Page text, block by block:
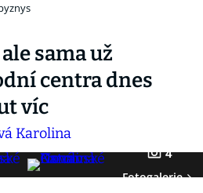
sama už
centra dnes
víc
4
Fotogalerie